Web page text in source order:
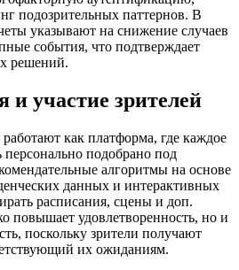
подозрительных паттернов. В
указывают на снижение случаев
события, что подтверждает
решений.
и участие зрителей
как платформа, где каждое
подобрано под
алгоритмы на основе
данных и интерактивных
расписания, сцены и доп.
повышает удовлетворенность, но и
поскольку зрители получают
их ожиданиям.